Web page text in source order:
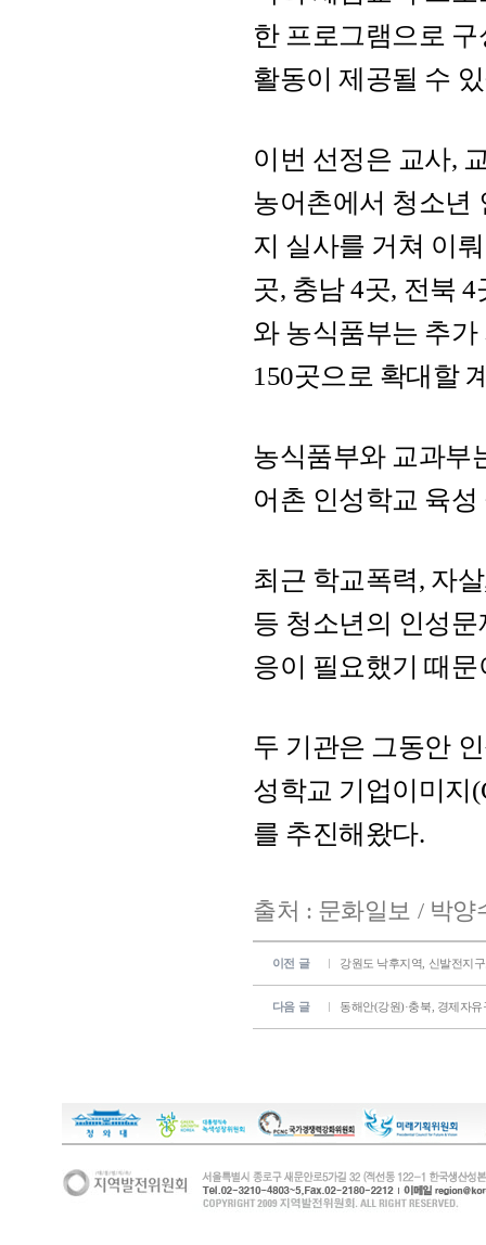
이전 글 강원도 낙후지역, 신발전지
다음 글 동해안(강원)·충북, 경제자
한 프로그램으로
활동이 제공될 수
이번 선정은 교사,
농어촌에서 청소년
지 실사를 거쳐 이
곳, 충남 4곳, 전북
와 농식품부는 추
150곳으로 확대할
농식품부와 교과부
어촌 인성학교 육
최근 학교폭력, 자
등 청소년의 인성
응이 필요했기 때
두 기관은 그동안
성학교 기업이미지
를 추진해왔다.
출처 : 문화일보 / 박양